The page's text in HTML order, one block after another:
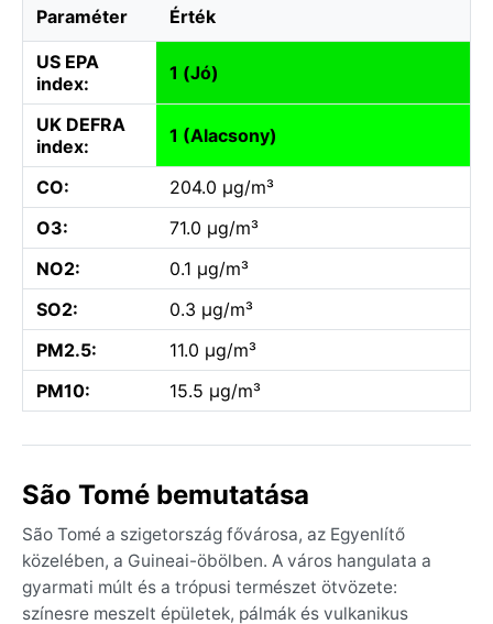
Paraméter Érték
US EPA
index:
1 (Jó)
UK DEFRA
index:
1 (Alacsony)
CO:
204.0 µg/m³
O3:
71.0 µg/m³
NO2:
0.1 µg/m³
SO2:
0.3 µg/m³
PM2.5:
11.0 µg/m³
PM10:
15.5 µg/m³
São Tomé bemutatása
São Tomé a szigetország fővárosa, az Egyenlítő
közelében, a Guineai-öbölben. A város hangulata a
gyarmati múlt és a trópusi természet ötvözete:
színesre meszelt épületek, pálmák és vulkanikus